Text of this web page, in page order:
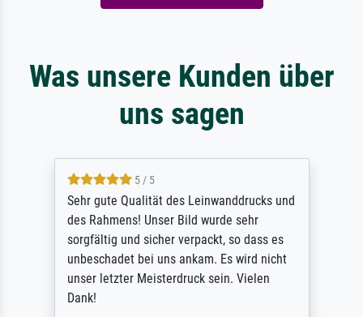
Was unsere Kunden über
uns sagen
5 / 5
Sehr gute Qualität des Leinwanddrucks und
des Rahmens! Unser Bild wurde sehr
sorgfältig und sicher verpackt, so dass es
unbeschadet bei uns ankam. Es wird nicht
unser letzter Meisterdruck sein. Vielen
Dank!